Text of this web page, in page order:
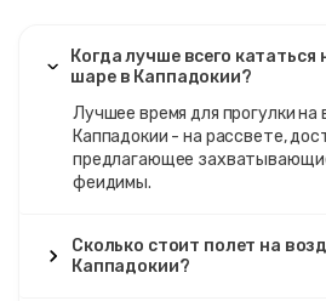
Когда лучше всего
шаре в Каппадокии?
Лучшее время для прогулки
Каппадокии - на рассвете,
предлагающее
феидимы.
Сколько стоит полет на
Каппадокии?